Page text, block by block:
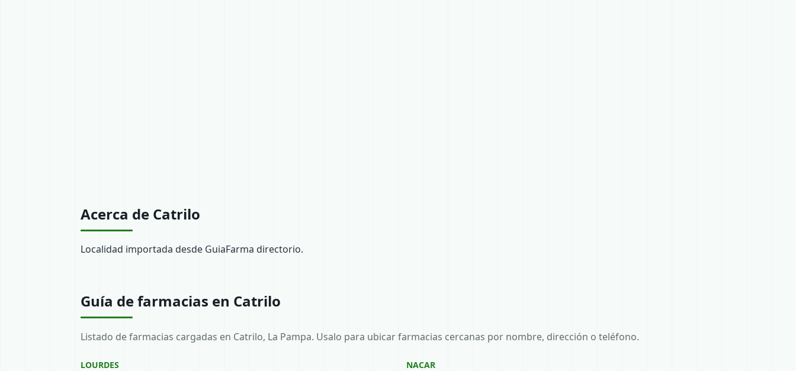
Acerca de Catrilo
Localidad importada desde GuiaFarma directorio.
Guía de farmacias en Catrilo
Listado de farmacias cargadas en Catrilo, La Pampa. Usalo para ubicar farmacias cercanas por nombre, dirección o teléfono.
LOURDES
NACAR